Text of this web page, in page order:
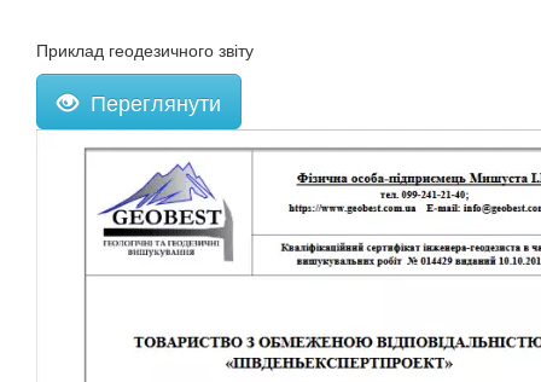
Приклад геодезичного звіту
Переглянути